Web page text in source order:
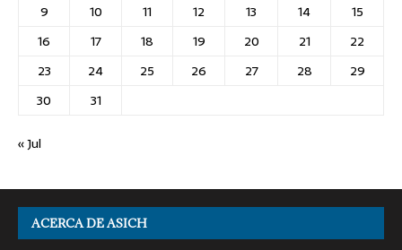
9
10 11 12 13 14
15
16
17 18 19 20 21
22
23
24 25 26 27 28
29
30
31
« Jul
ACERCA DE ASICH